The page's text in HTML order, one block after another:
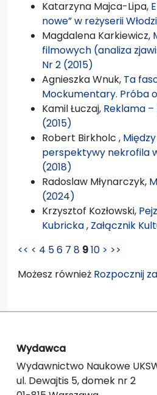
Katarzyna Majca-Lipa,
nowe” w reżyserii
Magdalena Karkiewicz,
filmowych (analiza
Nr 2 (2015)
Agnieszka Wnuk, Ta
Mockumentary. Próba
Kamil Łuczaj, Reklama
(2015)
Robert Birkholc ,
perspektywy nekrofila
(2018)
Radoslaw Młynarczyk,
(2024)
Krzysztof Kozłowski,
Kubricka, Załącznik
<< < 4 56 7 8 910 > >>
Możesz również Rozpocznij
Wydawca
Wydawnictwo Naukowe
ul. Dewajtis 5, domek nr 2